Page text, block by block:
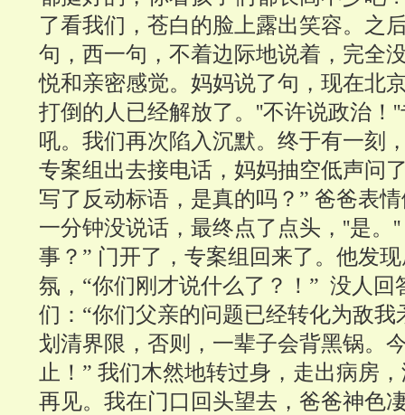
了看我们，苍白的脸上露出笑容。之
句，西一句，不着边际地说着，完全
悦和亲密感觉。妈妈说了句，现在北
打倒的人已经解放了。''不许说政治！
吼。我们再次陷入沉默。终于有一刻
专案组出去接电话，妈妈抽空低声问
写了反动标语，是真的吗？” 爸爸表
一分钟没说话，最终点了点头，''是。
事？” 门开了，专案组回来了。他发
氛，“你们刚才说什么了？！” 没人回
们：“你们父亲的问题已经转化为敌我
划清界限，否则，一辈子会背黑锅。
止！” 我们木然地转过身，走出病房
再见。我在门口回头望去，爸爸神色